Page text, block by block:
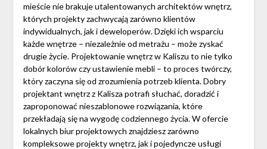
mieście nie brakuje utalentowanych architektów wnętrz,
których projekty zachwycają zarówno klientów
indywidualnych, jak i deweloperów. Dzięki ich wsparciu
każde wnętrze – niezależnie od metrażu – może zyskać
drugie życie. Projektowanie wnętrz w Kaliszu to nie tylko
dobór kolorów czy ustawienie mebli – to proces twórczy,
który zaczyna się od zrozumienia potrzeb klienta. Dobry
projektant wnętrz z Kalisza potrafi słuchać, doradzić i
zaproponować nieszablonowe rozwiązania, które
przekładają się na wygodę codziennego życia. W ofercie
lokalnych biur projektowych znajdziesz zarówno
kompleksowe projekty wnętrz, jak i pojedyncze usługi